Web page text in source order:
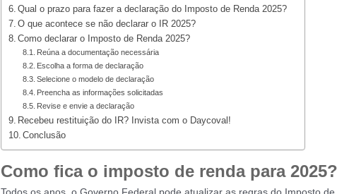
Qual o prazo para fazer a declaração do Imposto de Renda 2025?
O que acontece se não declarar o IR 2025?
Como declarar o Imposto de Renda 2025?
Reúna a documentação necessária
Escolha a forma de declaração
Selecione o modelo de declaração
Preencha as informações solicitadas
Revise e envie a declaração
Recebeu restituição do IR? Invista com o Daycoval!
Conclusão
Como fica o imposto de renda para 2025?
Todos os anos, o Governo Federal pode atualizar as regras do Imposto de